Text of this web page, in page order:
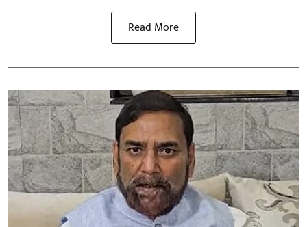
Read More